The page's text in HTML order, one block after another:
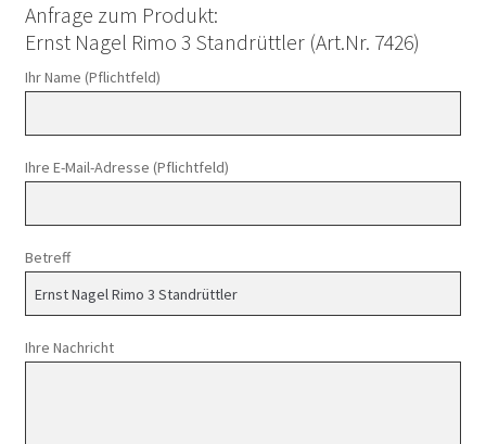
Anfrage zum Produkt:
Ernst Nagel Rimo 3 Standrüttler (Art.Nr. 7426)
Ihr Name (Pflichtfeld)
Ihre E-Mail-Adresse (Pflichtfeld)
Betreff
Ihre Nachricht